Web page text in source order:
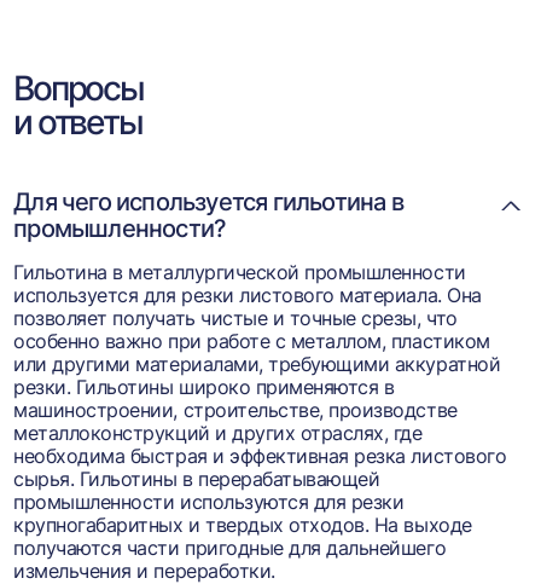
Вопросы
и ответы
Для чего используется гильотина в
промышленности?
Гильотина в металлургической промышленности
используется для резки листового материала. Она
позволяет получать чистые и точные срезы, что
особенно важно при работе с металлом, пластиком
или другими материалами, требующими аккуратной
резки. Гильотины широко применяются в
машиностроении, строительстве, производстве
металлоконструкций и других отраслях, где
необходима быстрая и эффективная резка листового
сырья. Гильотины в перерабатывающей
промышленности используются для резки
крупногабаритных и твердых отходов. На выходе
получаются части пригодные для дальнейшего
измельчения и переработки.